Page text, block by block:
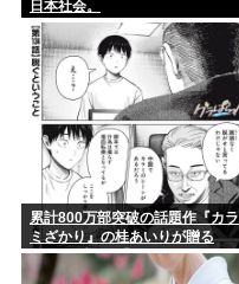
日本社会。
累計800万部突破の話題作『カラ
ミざかり』の桂あいりが贈る
NTRラブコメ「グラぱら
っ！」、完結までラスト2話！！